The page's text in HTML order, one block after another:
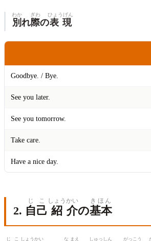
別
わか
れ際
ぎわ
の表現
ひょうげん
Goodbye. / Bye.
See you later.
See you tomorrow.
Take care.
Have a nice day.
2. 自
じ
己
こ
紹
しょう
介
かい
の基本
きほん
じこ しょうかい な まえ しゅっ しん がっ こう